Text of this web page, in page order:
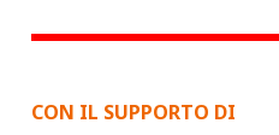
CON IL SUPPORTO DI